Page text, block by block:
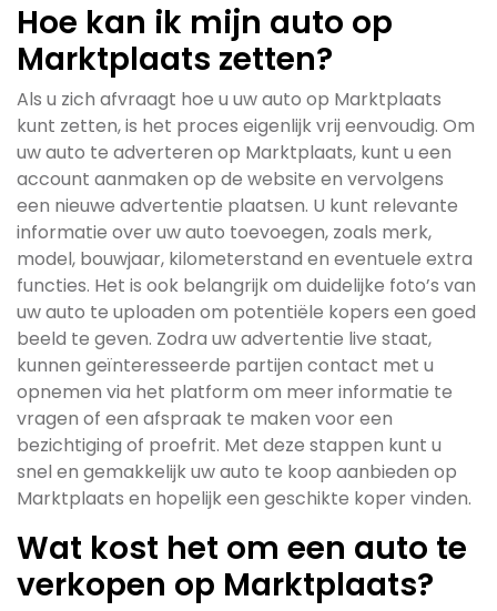
Hoe kan ik mijn auto op
Marktplaats zetten?
Als u zich afvraagt hoe u uw auto op Marktplaats
kunt zetten, is het proces eigenlijk vrij eenvoudig. Om
uw auto te adverteren op Marktplaats, kunt u een
account aanmaken op de website en vervolgens
een nieuwe advertentie plaatsen. U kunt relevante
informatie over uw auto toevoegen, zoals merk,
model, bouwjaar, kilometerstand en eventuele extra
functies. Het is ook belangrijk om duidelijke foto’s van
uw auto te uploaden om potentiële kopers een goed
beeld te geven. Zodra uw advertentie live staat,
kunnen geïnteresseerde partijen contact met u
opnemen via het platform om meer informatie te
vragen of een afspraak te maken voor een
bezichtiging of proefrit. Met deze stappen kunt u
snel en gemakkelijk uw auto te koop aanbieden op
Marktplaats en hopelijk een geschikte koper vinden.
Wat kost het om een auto te
verkopen op Marktplaats?